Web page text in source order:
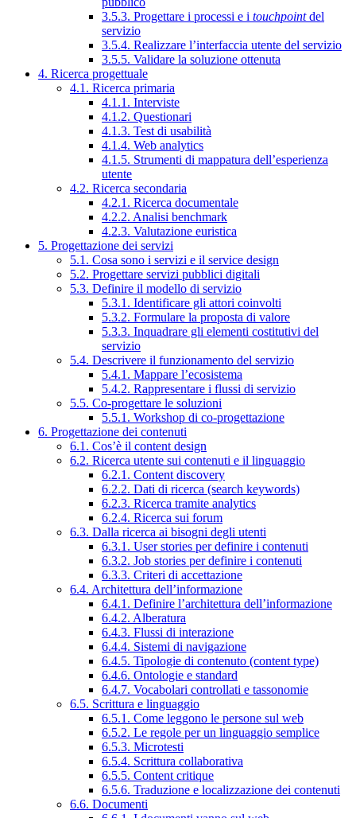
3.5.3. Progettare i processi e i touchpointdel
servizio
3.5.4. Realizzare l’interfaccia utente del servizio
3.5.5. Validare la soluzione ottenuta
4. Ricerca progettuale
4.1. Ricerca primaria
4.1.1. Interviste
4.1.2. Questionari
4.1.3. Test di usabilità
4.1.4. Web analytics
4.1.5. Strumenti di mappatura dell’esperienza
utente
4.2. Ricerca secondaria
4.2.1. Ricerca documentale
4.2.2. Analisi benchmark
4.2.3. Valutazione euristica
5. Progettazione dei servizi
5.1. Cosa sono i servizi e il service design
5.2. Progettare servizi pubblici digitali
5.3. Definire il modello di servizio
5.3.1. Identificare gli attori coinvolti
5.3.2. Formulare la proposta di valore
5.3.3. Inquadrare gli elementi costitutivi del
servizio
5.4. Descrivere il funzionamento del servizio
5.4.1. Mappare l’ecosistema
5.4.2. Rappresentare i flussi di servizio
5.5. Co-progettare le soluzioni
5.5.1. Workshop di co-progettazione
6. Progettazione dei contenuti
6.1. Cos’è il content design
6.2. Ricerca utente sui contenuti e il linguaggio
6.2.1. Content discovery
6.2.2. Dati di ricerca (search keywords)
6.2.3. Ricerca tramite analytics
6.2.4. Ricerca sui forum
6.3. Dalla ricerca ai bisogni degli utenti
6.3.1. User stories per definire i contenuti
6.3.2. Job stories per definire i contenuti
6.3.3. Criteri di accettazione
6.4. Architettura dell’informazione
6.4.1. Definire l’architettura dell’informazione
6.4.2. Alberatura
6.4.3. Flussi di interazione
6.4.4. Sistemi di navigazione
6.4.5. Tipologie di contenuto (content type)
6.4.6. Ontologie e standard
6.4.7. Vocabolari controllati e tassonomie
6.5. Scrittura e linguaggio
6.5.1. Come leggono le persone sul web
6.5.2. Le regole per un linguaggio semplice
6.5.3. Microtesti
6.5.4. Scrittura collaborativa
6.5.5. Content critique
6.5.6. Traduzione e localizzazione dei contenuti
6.6. Documenti